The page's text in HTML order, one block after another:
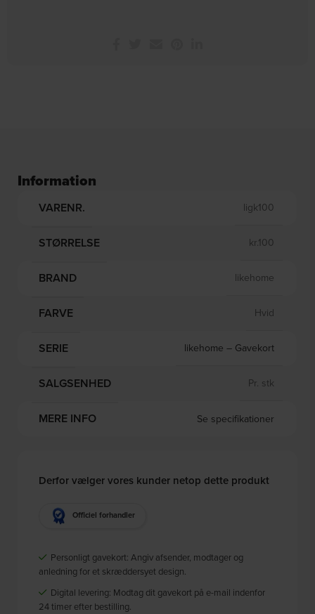
Information
VARENR. ligk100
STØRRELSE kr.100
BRAND likehome
FARVE Hvid
SERIE likehome – Gavekort
SALGSENHED Pr. stk
MERE INFO Se specifikationer
Derfor vælger vores kunder netop dette produkt
Officiel forhandler
Personligt gavekort: Angiv afsender, modtager og
anledning for et skræddersyet design.
Digital levering: Modtag dit gavekort på e-mail indenfor
24 timer efter bestilling.